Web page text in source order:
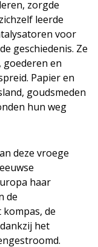
zorgde
leerde
voor
geschiedenis. Ze
goederen en
Papier en
goudsmeden
hun weg
deze vroege
haar
de
de
het